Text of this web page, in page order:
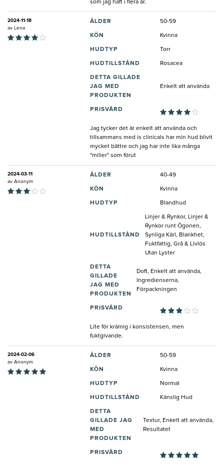
som jag haft i flera år.
2024-11-18
av Lena
ÅLDER 50-59
KÖN Kvinna
HUDTYP Torr
HUDTILLSTÅND Rosacea
DETTA GILLADE
JAG MED
PRODUKTEN
Enkelt att använda
PRISVÄRD
Jag tycker det är enkelt att använda och
tillsammans med is clinicals har min hud blivit
mycket bättre och jag har inte lika många
"milier" som förut
2024-03-11
av Anonym
ÅLDER 40-49
KÖN Kvinna
HUDTYP Blandhud
HUDTILLSTÅND
Linjer & Rynkor, Linjer &
Rynkor runt Ögonen,
Synliga Kärl, Blankhet,
Fuktfattig, Grå & Livlös
Utan Lyster
DETTA
GILLADE
JAG MED
PRODUKTEN
Doft, Enkelt att använda,
Ingredienserna,
Förpackningen
PRISVÄRD
Lite för krämig i konsistensen, men
fuktgivande.
2024-02-06
av Anonym
ÅLDER 50-59
KÖN Kvinna
HUDTYP Normal
HUDTILLSTÅND Känslig Hud
DETTA
GILLADE JAG
MED
PRODUKTEN
Textur, Enkelt att använda,
Resultatet
PRISVÄRD